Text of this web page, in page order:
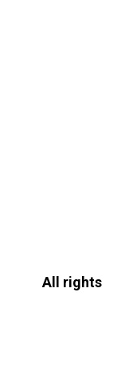
All rights